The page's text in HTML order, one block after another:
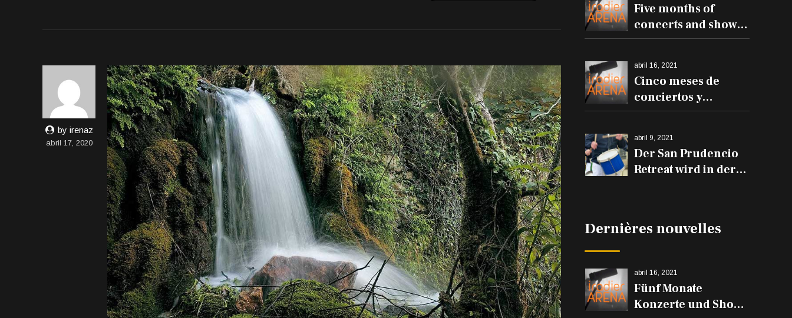
by irenaz
abril 17, 2020
Five months of
concerts and shows
at the Iradier Arena
abril 16, 2021
Cinco meses de
conciertos y
espectáculos en el
abril 9, 2021
Der San Prudencio
Retreat wird in der
erklingen
Dernières nouvelles
abril 16, 2021
Fünf Monate
Konzerte und Shows